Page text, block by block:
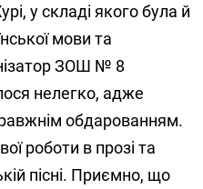
у складі якого була й
мови та
ЗОШ № 8
нелегко, адже
обдарованням.
роботи в прозі та
пісні. Приємно, що